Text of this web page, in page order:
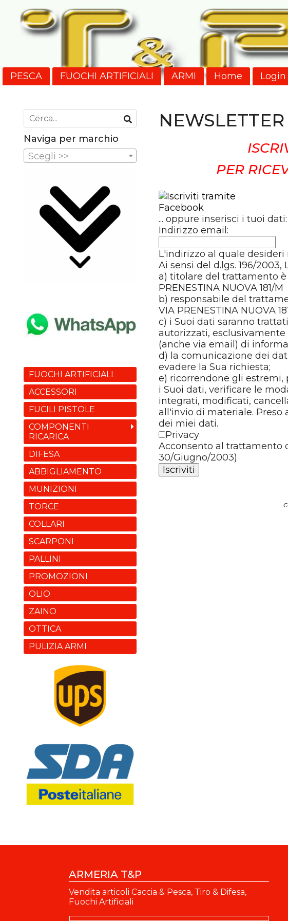
PESCA FUOCHI ARTIFICIALI ARMI Home Login
NEWSLETTER
PER
... oppure inserisci i tuoi dati:
Indirizzo email:
L'indirizzo al quale desideri
Ai sensi del d.lgs. 196/
a) titolare del trattamento è
PRENESTINA NUOVA 181/M
b) responsabile del
VIA PRENESTINA NUOVA
c) i Suoi dati saranno
autorizzati,
(anche via email) di
d) la comunicazione dei
evadere la Sua richiesta;
e) ricorrendone gli estremi,
i Suoi dati, verificare le
integrati, modificati,
all'invio di materiale.
dei miei dati.
Privacy
Acconsento al trattamento
30/Giugno/2003)
Naviga per marchio
Scegli >>
FUOCHI ARTIFICIALI
ACCESSORI
FUCILI PISTOLE
COMPONENTI
RICARICA
DIFESA
ABBIGLIAMENTO
MUNIZIONI
TORCE
COLLARI
SCARPONI
PALLINI
PROMOZIONI
OLIO
ZAINO
OTTICA
PULIZIA ARMI
ARMERIA T&P
Vendita articoli Caccia & Pesca, Tiro & Difesa,
Fuochi Artificiali